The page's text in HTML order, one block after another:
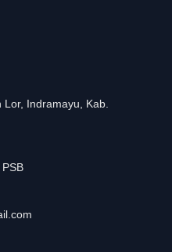
Indramayu, Kab.